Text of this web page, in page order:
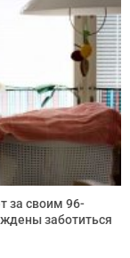
за своим 96-
заботиться